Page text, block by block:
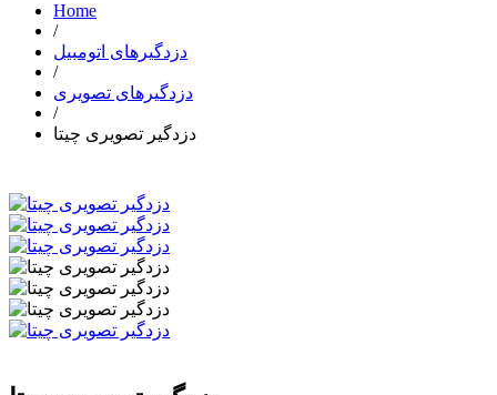
Home
/
دزدگیرهای اتومبیل
/
دزدگیرهای تصویری
/
دزدگیر تصویری چیتا